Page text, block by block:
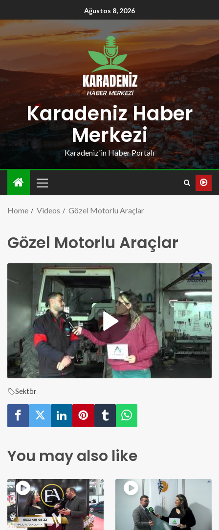
Ağustos 8, 2026
Karadeniz Haber
Merkezi
Karadeniz'in Haber Portalı
Home Videos Gözel Motorlu Araçlar
Gözel Motorlu Araçlar
Sektör
You may also like